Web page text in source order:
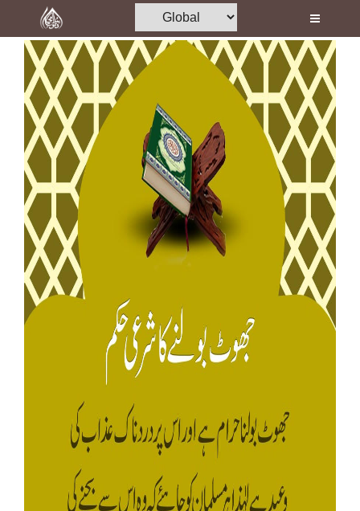
Home
Al-Quran
Books
Media
Madani Channel
Volunteer Portal
Rohani Ilaj
Donation
Blog
Magazine